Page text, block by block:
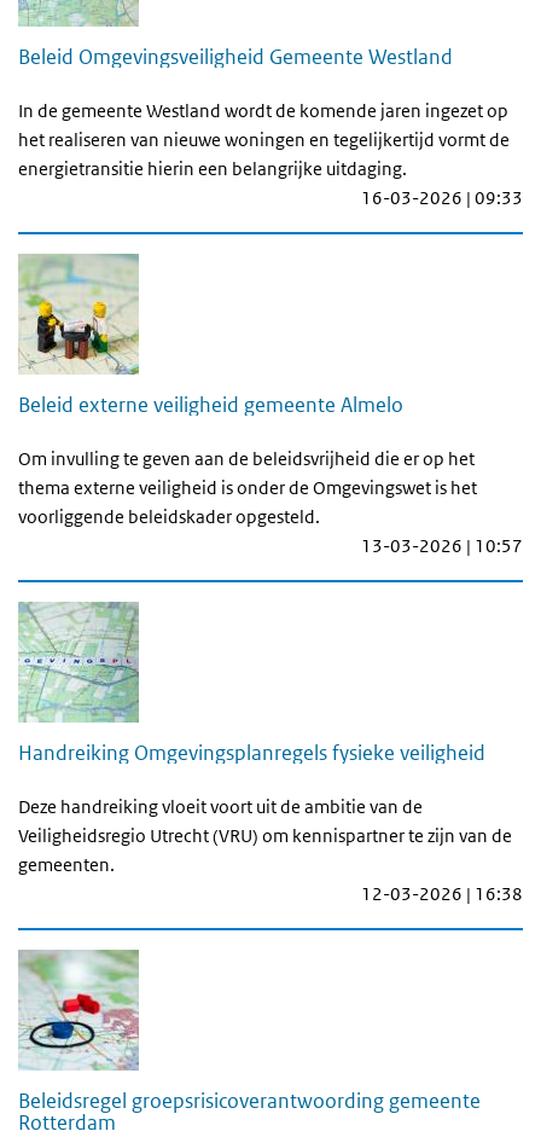
Beleid Omgevingsveiligheid Gemeente Westland
In de gemeente Westland wordt de komende jaren ingezet op
het realiseren van nieuwe woningen en tegelijkertijd vormt de
energietransitie hierin een belangrijke uitdaging.
16-03-2026 | 09:33
Beleid externe veiligheid gemeente Almelo
Om invulling te geven aan de beleidsvrijheid die er op het
thema externe veiligheid is onder de Omgevingswet is het
voorliggende beleidskader opgesteld.
13-03-2026 | 10:57
Handreiking Omgevingsplanregels fysieke veiligheid
Deze handreiking vloeit voort uit de ambitie van de
Veiligheidsregio Utrecht (VRU) om kennispartner te zijn van de
gemeenten.
12-03-2026 | 16:38
Beleidsregel groepsrisicoverantwoording gemeente
Rotterdam